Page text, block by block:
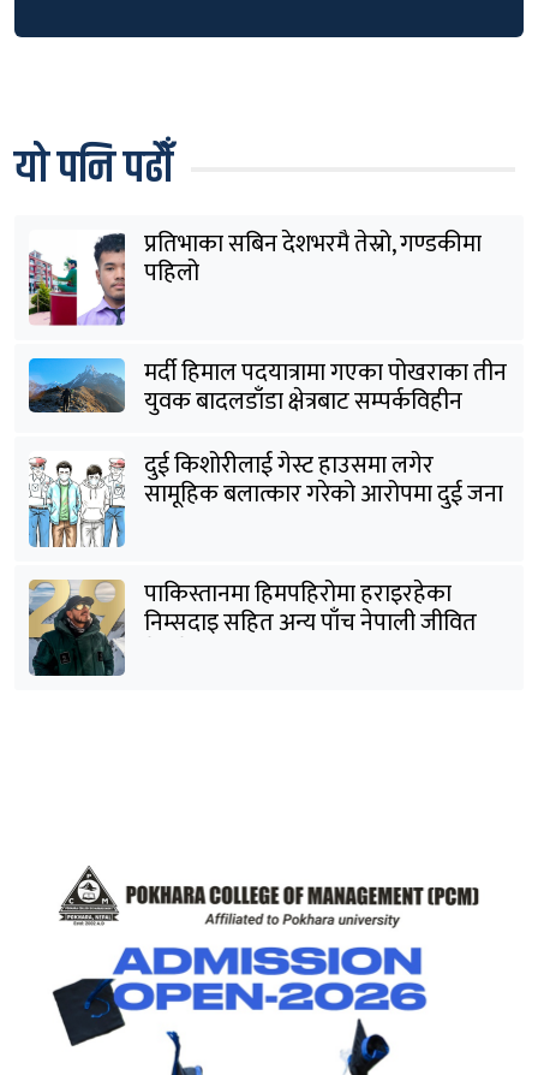
यो पनि पढौँ
प्रतिभाका सबिन देशभरमै तेस्रो, गण्डकीमा
पहिलो
मर्दी हिमाल पदयात्रामा गएका पोखराका तीन
युवक बादलडाँडा क्षेत्रबाट सम्पर्कविहीन
दुई किशोरीलाई गेस्ट हाउसमा लगेर
सामूहिक बलात्कार गरेको आरोपमा दुई जना
पाकिस्तानमा हिमपहिरोमा हराइरहेका
निम्सदाइ सहित अन्य पाँच नेपाली जीवित